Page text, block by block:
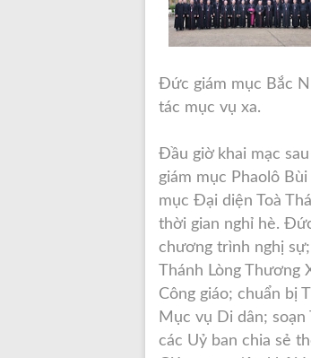
Đức giám mục Bắc
tác mục vụ xa.
Đầu giờ khai mạc
giám mục Phaolô
mục Đại diện Toà
thời gian nghỉ hè.
chương trình nghị
Thánh Lòng Thương
Công giáo; chuẩn bị
Mục vụ Di dân; soạn
các Uỷ ban chia sẻ